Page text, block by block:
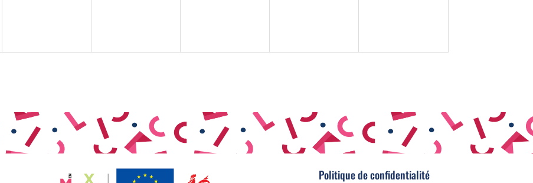
Politique de confidentialité